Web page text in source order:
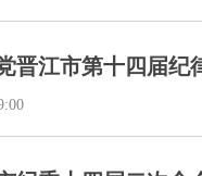
晋江市第十四届纪